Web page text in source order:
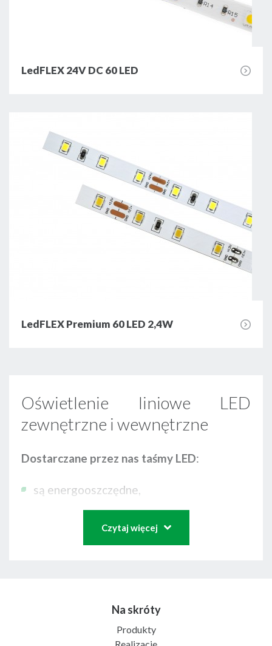
LedFLEX 24V DC 60 LED
LedFLEX Premium 60 LED 2,4W
Oświetlenie liniowe LED
zewnętrzne i wewnętrzne
Dostarczane przez nas taśmy LED:
są energooszczędne,
mają szerokie zastosowanie w tworzeniu
świetnych iluminacji konturowych oraz
architektonicznych,
mogą nieustannie pracować nawet przez
50 tys. godzin (np. taśmy LedTEC 12V),
Czytaj więcej
Na skróty
Produkty